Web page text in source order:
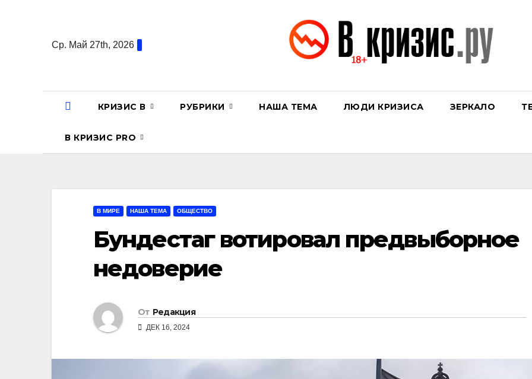
содержаниюСр. Май 27th, 2026
КРИЗИС В РУБРИКИ НАША ТЕМА ЛЮДИ КРИЗИСА ЗЕРКАЛО
В КРИЗИС PRO
В МИРЕ НАША ТЕМА ОБЩЕСТВО
Бундестаг вотировал предвыборное
недоверие
От Редакция
ДЕК 16, 2024